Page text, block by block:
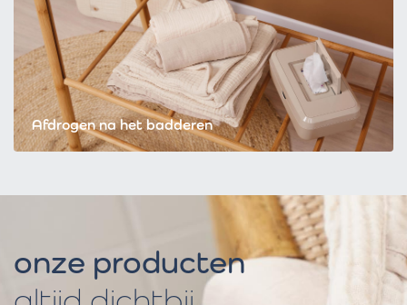
Afdrogen na het badderen
onze producten